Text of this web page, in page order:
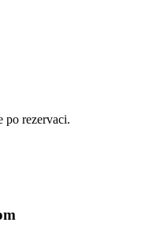
po rezervaci.